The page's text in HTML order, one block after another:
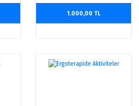
1.000,00 TL